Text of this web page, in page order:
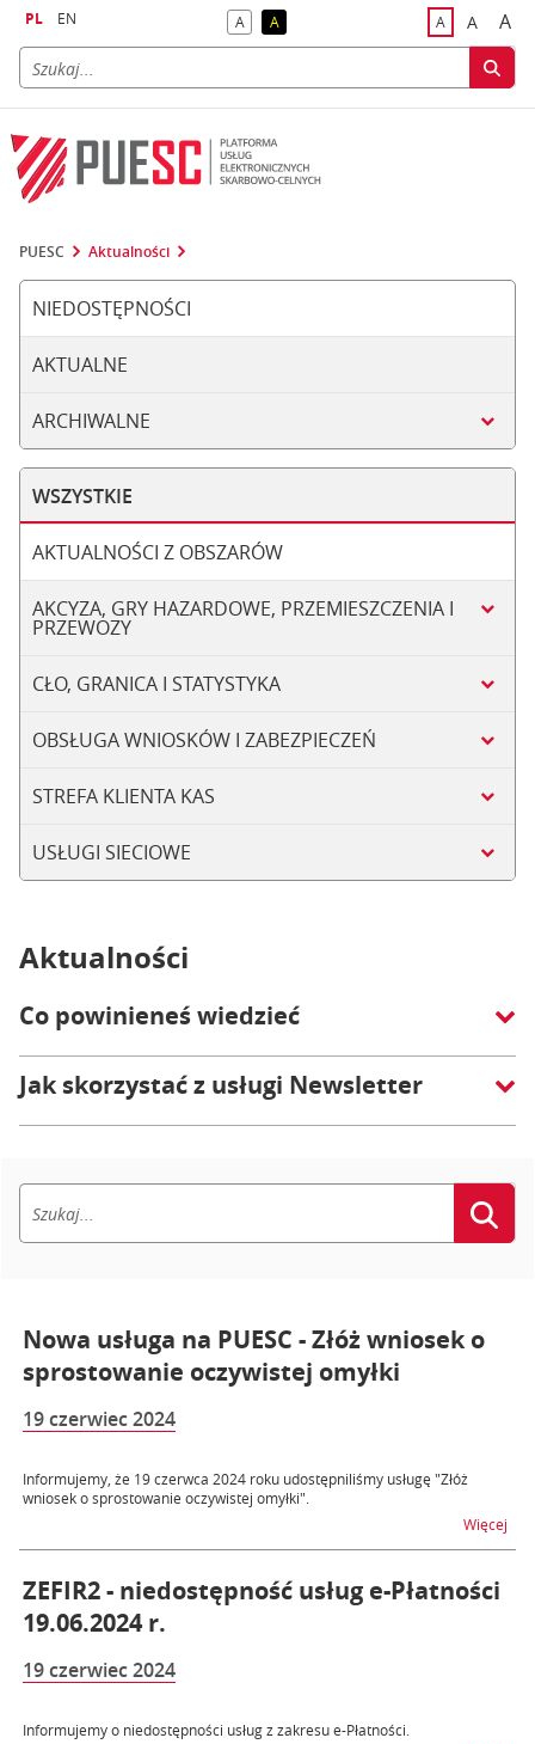
PL EN Akontrast domyślny
Akontrast żółty tekst na czarnym tle
Adomyślna
A A
PUESC Aktualności
NIEDOSTĘPNOŚCI
AKTUALNE
ARCHIWALNE
WSZYSTKIE
AKTUALNOŚCI Z OBSZARÓW
AKCYZA, GRY HAZARDOWE, PRZEMIESZCZENIA I
PRZEWOZY
CŁO, GRANICA I STATYSTYKA
OBSŁUGA WNIOSKÓW I ZABEZPIECZEŃ
STREFA KLIENTA KAS
USŁUGI SIECIOWE
Aktualności
Co powinieneś wiedzieć
Jak skorzystać z usługi Newsletter
Nowa usługa na PUESC - Złóż wniosek o
sprostowanie oczywistej omyłki
19 czerwiec 2024
Informujemy, że 19 czerwca 2024 roku udostępniliśmy usługę "Złóż
wniosek o sprostowanie oczywistej omyłki".
Więcej
ZEFIR2 - niedostępność usług e-Płatności
19.06.2024 r.
19 czerwiec 2024
Informujemy o niedostępności usług z zakresu e-Płatności.